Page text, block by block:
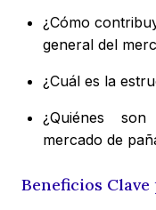
¿Cómo
general del
¿Cuál es la
¿Quiénes
mercado de
Beneficios